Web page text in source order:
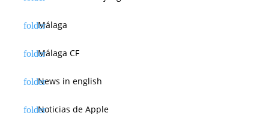
Málaga
Málaga CF
News in english
Noticias de Apple